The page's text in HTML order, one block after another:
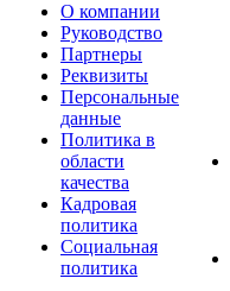
О компании
Руководство
Партнеры
Реквизиты
Персональные
данные
Политика в
области
качества
Кадровая
политика
Социальная
политика